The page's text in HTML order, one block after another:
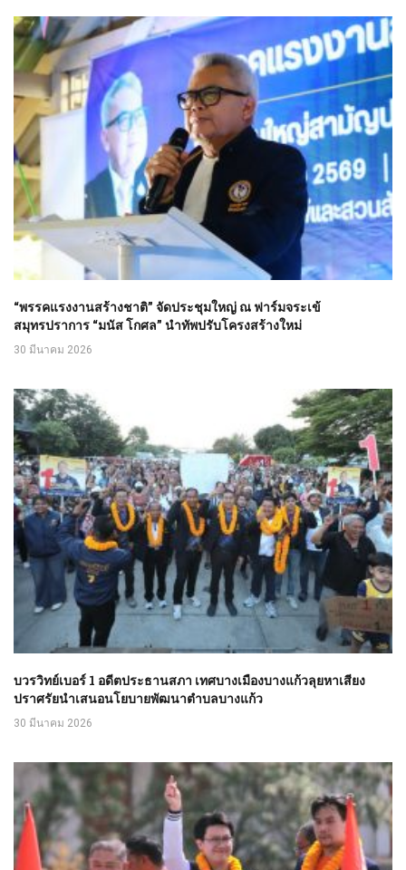
“พรรคแรงงานสร้างชาติ” จัดประชุมใหญ่ ณ ฟาร์มจระเข้
สมุทรปราการ “มนัส โกศล” นำทัพปรับโครงสร้างใหม่
30 มีนาคม 2026
บวรวิทย์เบอร์ 1 อดีตประธานสภา เทศบางเมืองบางแก้วลุยหาเสียง
ปราศรัยนําเสนอนโยบายพัฒนาตําบลบางแก้ว
30 มีนาคม 2026